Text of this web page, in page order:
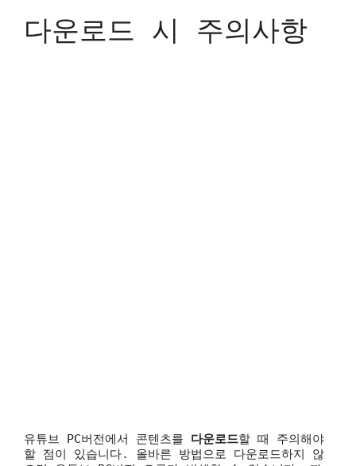
다운로드 시 주의사항
유튜브 PC버전에서 콘텐츠를 다운로드할 때 주의해야
할 점이 있습니다. 올바른 방법으로 다운로드하지 않